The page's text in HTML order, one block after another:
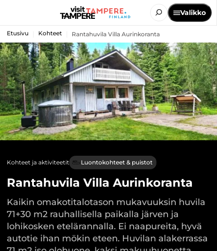
Valikko
Etusivu Kohteet Rantahuvila Villa Aurinkoranta
Kohteet ja aktiviteetit Luontokohteet & puistot
Rantahuvila Villa Aurinkoranta
Kaikin omakotitalotason mukavuuksin huvila
71+30 m2 rauhallisella paikalla järven ja
lohikosken etelärannalla. Ei naapureita, hyvä
autotie ihan mökin eteen. Huvilan alakerrassa